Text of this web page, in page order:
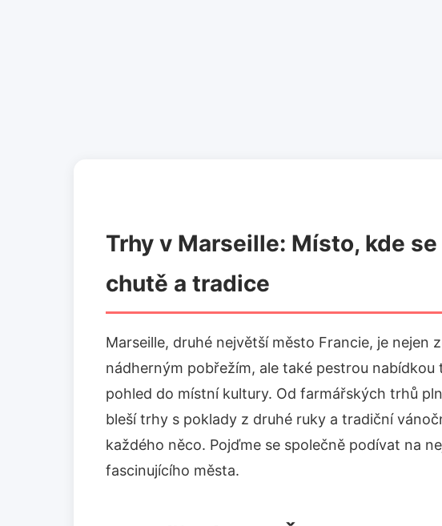
Trhy v Marseille: Místo, kde
chutě a tradice
Marseille, druhé největší město Francie, je nejen
nádherným pobřežím, ale také pestrou
pohled do místní kultury. Od farmářských trhů
bleší trhy s poklady z druhé ruky a tradiční
každého něco. Pojďme se společně podívat na
fascinujícího města.